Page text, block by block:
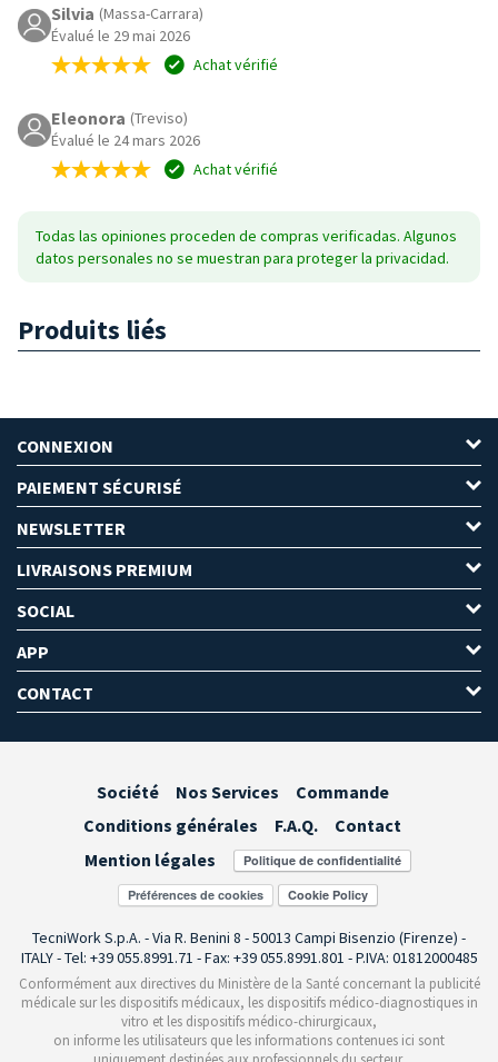
Silvia (Massa-Carrara)
Évalué le 29 mai 2026
Achat vérifié
Eleonora (Treviso)
Évalué le 24 mars 2026
Achat vérifié
Todas las opiniones proceden de compras verificadas. Algunos
datos personales no se muestran para proteger la privacidad.
Produits liés
CONNEXION
PAIEMENT SÉCURISÉ
NEWSLETTER
LIVRAISONS PREMIUM
SOCIAL
APP
CONTACT
Société Nos Services
Commande
Conditions générales
F.A.Q.
Contact
Mention légales
Préférences de cookies
TecniWork S.p.A. - Via R. Benini 8 - 50013 Campi Bisenzio (Firenze) -
ITALY - Tel: +39 055.8991.71 - Fax: +39 055.8991.801 - P.IVA: 01812000485
Conformément aux directives du Ministère de la Santé concernant la publicité
médicale sur les dispositifs médicaux, les dispositifs médico-diagnostiques in
vitro et les dispositifs médico-chirurgicaux,
on informe les utilisateurs que les informations contenues ici sont